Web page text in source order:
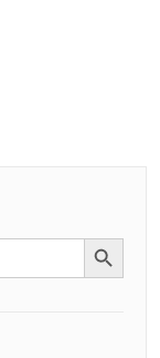
Search Button